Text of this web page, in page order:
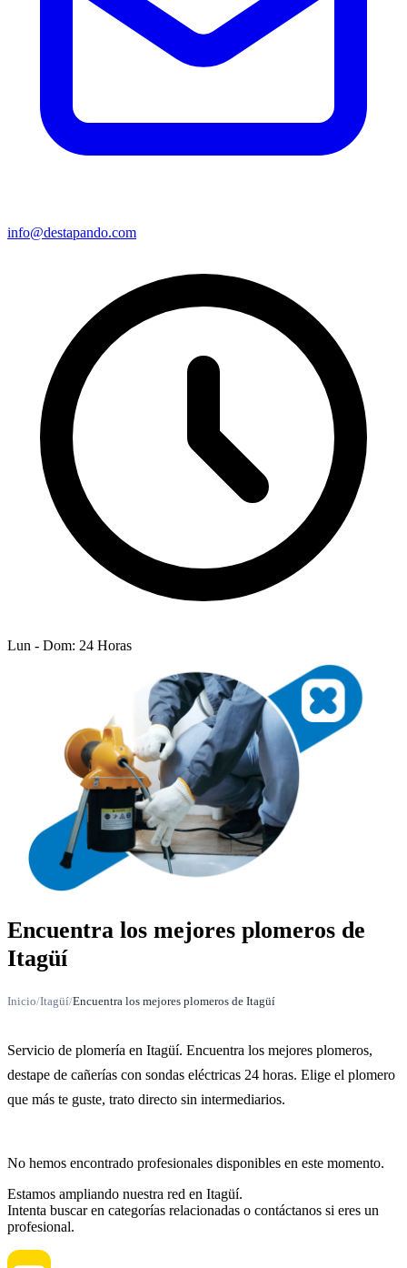
info@destapando.com
Lun - Dom: 24 Horas
Encuentra los mejores plomeros de
Itagüí
Inicio/Itagüí/Encuentra los mejores plomeros de Itagüí
Servicio de plomería en Itagüí. Encuentra los mejores plomeros,
destape de cañerías con sondas eléctricas 24 horas. Elige el plomero
que más te guste, trato directo sin intermediarios.
No hemos encontrado profesionales disponibles en este momento.
Estamos ampliando nuestra red en Itagüí.
Intenta buscar en categorías relacionadas o contáctanos si eres un
profesional.